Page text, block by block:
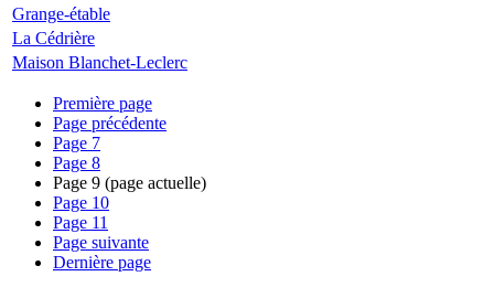
Grange-étable
La Cédrière
Maison Blanchet-Leclerc
Première page
Page précédente
Page 7
Page 8
Page 9 (page actuelle)
Page 10
Page 11
Page suivante
Dernière page